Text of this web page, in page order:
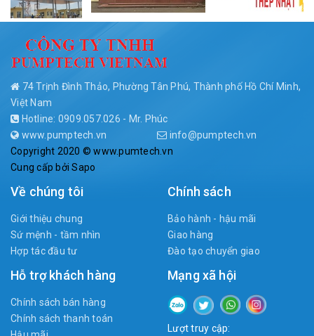
74 Trịnh Đình Thảo, Phường Tân Phú, Thành phố Hồ Chí Minh,
Việt Nam
Hotline: 0909.057.026 - Mr. Phúc
www.pumptech.vn
info@pumptech.vn
Copyright 2020 © www.pumtech.vn
Cung cấp bởiSapo
Về chúng tôi
Giới thiệu chung
Sứ mệnh - tầm nhìn
Hợp tác đầu tư
Chính sách
Bảo hành - hậu mãi
Giao hàng
Đào tạo chuyển giao
Hỗ trợ khách hàng
Chính sách bán hàng
Chính sách thanh toán
Mạng xã hội
Lượt truy cập: